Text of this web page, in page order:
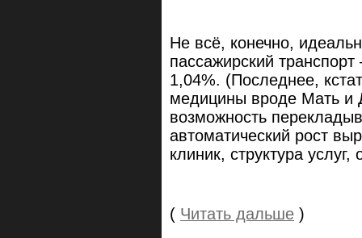
Не всё, конечно,
пассажирский
1,04%. (Последнее,
медицины вроде Мать и
возможность
автоматический рост
клиник, структура
( Читать дальше )